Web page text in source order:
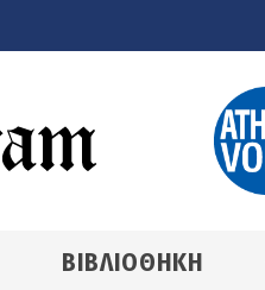
ΒΙΒΛΙΟΘΗΚΗ